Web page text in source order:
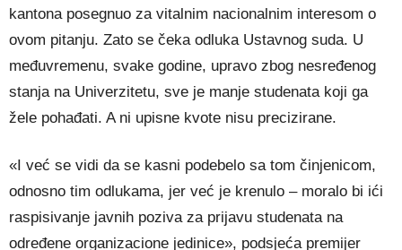
kantona posegnuo za vitalnim nacionalnim interesom o
ovom pitanju. Zato se čeka odluka Ustavnog suda. U
međuvremenu, svake godine, upravo zbog nesređenog
stanja na Univerzitetu, sve je manje studenata koji ga
žele pohađati. A ni upisne kvote nisu precizirane.
«I već se vidi da se kasni podebelo sa tom činjenicom,
odnosno tim odlukama, jer već je krenulo – moralo bi ići
raspisivanje javnih poziva za prijavu studenata na
određene organizacione jedinice», podsjeća premijer